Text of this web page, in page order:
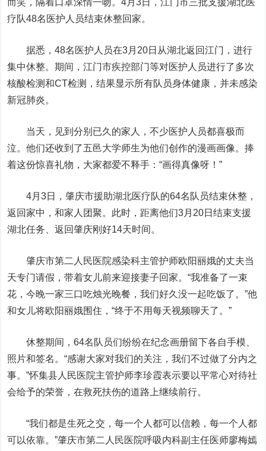
而笑，隔着口罩深情一吻。4月3日，江门市三批支援湖北医
疗队48名医护人员结束休整回家。
据悉，48名医护人员在3月20日从湖北返回江门，进行
集中休整。期间，江门市疾控部门等对医护人员进行了多次
核酸检测和CT检测，结果显示所有队员身体健康，并未感染
新冠肺炎。
当天，见到分别已久的家人，不少医护人员都喜极而
泣。他们还收到了五邑大学师生为他们创作的漫画画像。捧
着这份惊喜礼物，大家都爱不释手：“画得真像呀！”
4月3日，肇庆市援助湖北医疗队的64名队员结束休整，
返回家中，和家人团聚。此时，距离他们3月20日结束支援
湖北任务、返回肇庆刚好14天时间。
肇庆市第二人民医院感染科主管护师欧阳丽娥的丈夫当
天专门请假，带着女儿前来迎接妻子回家。“我准备了一束
花，今晚一家三口吃烛光晚餐，我们好久没一起吃饭了。”他
和女儿将欧阳丽娥围住，“终于不用每天视频聊天了。”
休整期间，64名队员们纷纷在纪念画册留下各自手模、
照片和签名。“感谢大家对我们的关注，我们不过做了分内之
事。”怀集县人民医院主管护师李珍霞表示要以平常心对待社
会给予的荣誉，在救死扶伤的道路上继续前行。
“我们都是生死之交，每一个人都可以信赖，每一个人都
可以依靠。”肇庆市第二人民医院呼吸内科副主任医师廖梅嫣